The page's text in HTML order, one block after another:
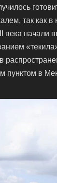
так как в
века начали
пунктом в